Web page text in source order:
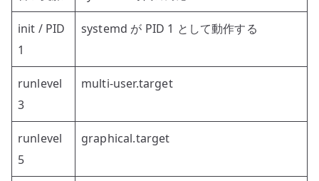
init / PID
1
systemd が PID 1 として動作する
runlevel
3
multi-user.target
runlevel
5
graphical.target